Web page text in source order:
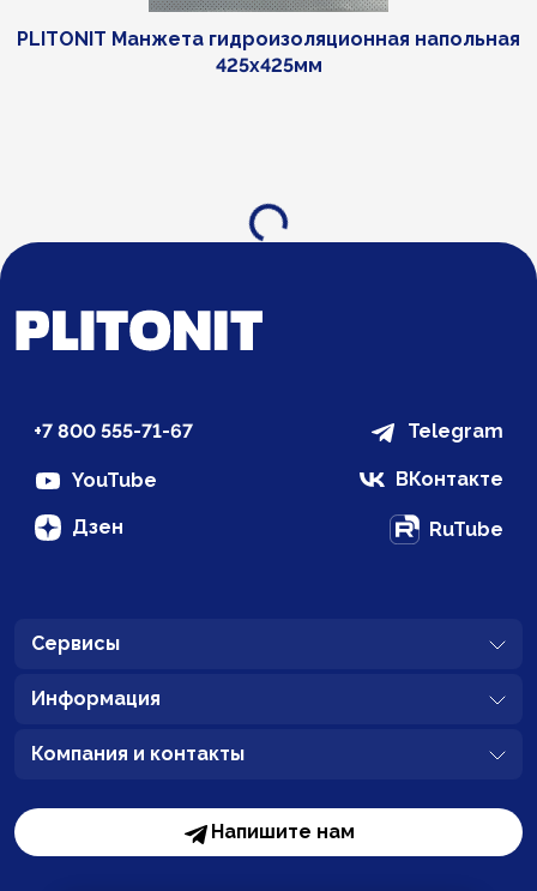
PLITONIT Манжета гидроизоляционная напольная
425х425мм
Загрузка...
+7 800 555-71-67 Telegram
YouTube ВКонтакте
Дзен RuTube
Сервисы
Информация
Компания и контакты
Напишите нам